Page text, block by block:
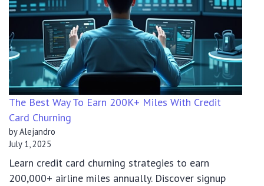
The Best Way To Earn 200K+ Miles With Credit
Card Churning
by Alejandro
July 1, 2025
Learn credit card churning strategies to earn
200,000+ airline miles annually. Discover signup